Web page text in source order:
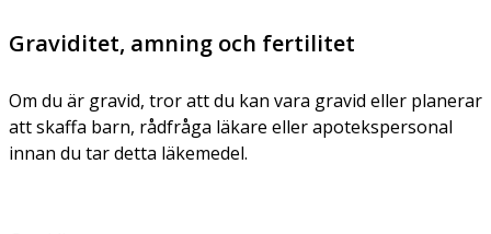
Graviditet, amning och fertilitet
Om du är gravid, tror att du kan vara gravid eller planerar
att skaffa barn, rådfråga läkare eller apotekspersonal
innan du tar detta läkemedel.